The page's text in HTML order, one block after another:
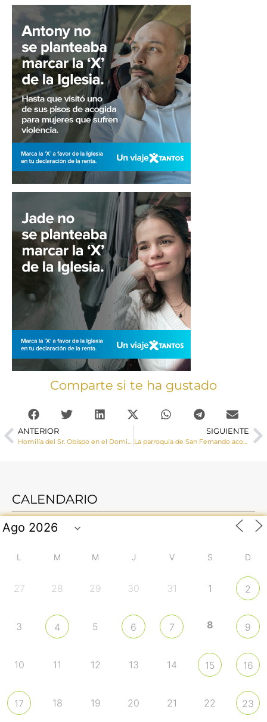
Comparte si te ha gustado
ANTERIOR SIGUIENTE
La parroquia de San Fernando acoge la Jornada Pastoral de Migraciones
CALENDARIO
L M M J V S D
27 28 29 30 31 1 2
3 4 5 6 7 8 9
10 11 12 13 14 15 16
17 18 19 20 21 22 23